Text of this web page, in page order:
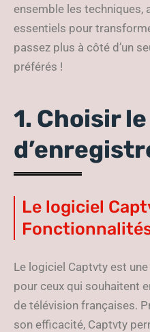
ensemble les techniques,
essentiels pour
passez plus à côté d’un
préférés !
1. Choisir
Le logiciel
Le logiciel Captvty est
pour ceux qui souhaitent
de télévision françaises.
son efficacité, Captvty